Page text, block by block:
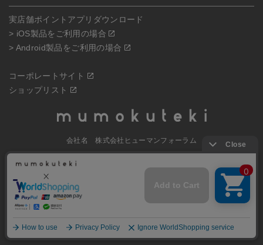
実店舗ポイントアプリダウンロード
> iOS製品をご利用の場合
> Android製品をご利用の場合
コーポレートサイト
ショップリスト
会社名 株式会社ヒューマンフォーラム
寺町通蛸薬師上ル式部町261番地
電話番号 070-5504-0806